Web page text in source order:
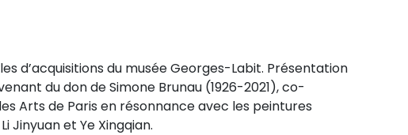
d’acquisitions du musée Georges-Labit. Présentation
du don de Simone Brunau (1926-2021), co-
Arts de Paris en résonnance avec les peintures
Jinyuan et Ye Xingqian.